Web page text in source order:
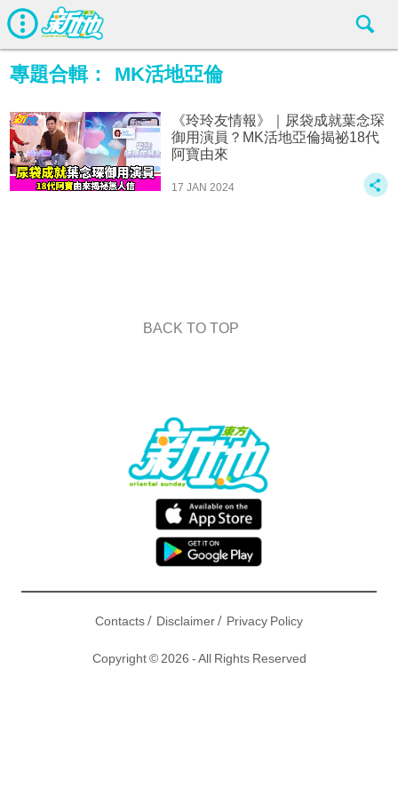
專題合輯： MK活地亞倫
《玲玲友情報》｜尿袋成就葉念琛
御用演員？MK活地亞倫揭祕18代
阿寶由來
17 JAN 2024
BACK TO TOP
Contacts/ Disclaimer/ Privacy Policy
Copyright © 2026 - All Rights Reserved